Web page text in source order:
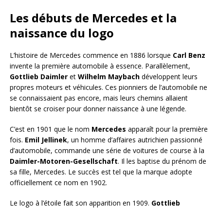
Les débuts de Mercedes et la
naissance du logo
L’histoire de Mercedes commence en 1886 lorsque Carl Benz
invente la première automobile à essence. Parallèlement,
Gottlieb Daimler et Wilhelm Maybach développent leurs
propres moteurs et véhicules. Ces pionniers de l’automobile ne
se connaissaient pas encore, mais leurs chemins allaient
bientôt se croiser pour donner naissance à une légende.
C’est en 1901 que le nom Mercedes apparaît pour la première
fois. Emil Jellinek, un homme d’affaires autrichien passionné
d’automobile, commande une série de voitures de course à la
Daimler-Motoren-Gesellschaft. Il les baptise du prénom de
sa fille, Mercedes. Le succès est tel que la marque adopte
officiellement ce nom en 1902.
Le logo à l’étoile fait son apparition en 1909. Gottlieb